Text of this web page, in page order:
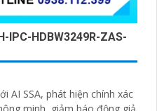
IPC-HDBW3249R-ZAS-
AI SSA, phát hiện chính xác